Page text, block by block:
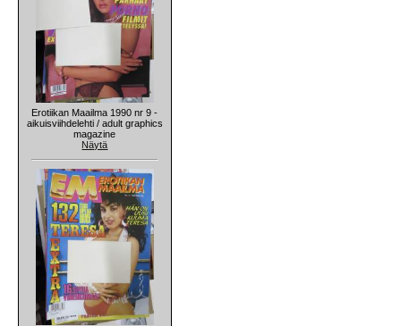
Erotiikan Maailma 1990 nr 9 -
aikuisviihdelehti / adult graphics
magazine
Näytä